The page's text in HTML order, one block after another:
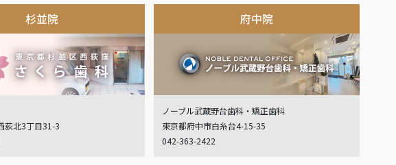
杉並院
荻北3丁目31-3
府中院
ノーブル武蔵野台歯科・矯正歯科
東京都府中市白糸台4-15-35
042-363-2422